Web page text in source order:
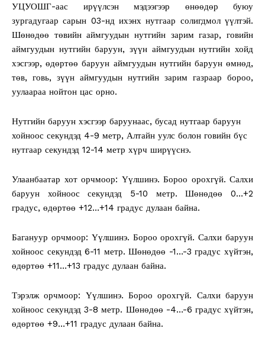
УЦУОШГ-аас ирүүлсэн мэдээгээр өнөөдөр буюу
зургадугаар сарын 03-нд ихэнх нутгаар солигдмол үүлтэй.
Шөнөдөө төвийн аймгуудын нутгийн зарим газар, говийн
аймгуудын нутгийн баруун, зүүн аймгуудын нутгийн хойд
хэсгээр, өдөртөө баруун аймгуудын нутгийн баруун өмнөд,
төв, говь, зүүн аймгуудын нутгийн зарим газраар бороо,
уулаараа нойтон цас орно.
Нутгийн баруун хэсгээр баруунаас, бусад нутгаар баруун
хойноос секундэд 4-9 метр, Алтайн уулс болон говийн бүс
нутгаар секундэд 12-14 метр хүрч ширүүснэ.
Улаанбаатар хот орчмоор: Үүлшинэ. Бороо орохгүй. Салхи
баруун хойноос секундэд 5-10 метр. Шөнөдөө 0…+2
градус, өдөртөө +12…+14 градус дулаан байна.
Багануур орчмоор: Үүлшинэ. Бороо орохгүй. Салхи баруун
хойноос секундэд 6-11 метр. Шөнөдөө -1…-3 градус хүйтэн,
өдөртөө +11…+13 градус дулаан байна.
Тэрэлж орчмоор: Үүлшинэ. Бороо орохгүй. Салхи баруун
хойноос секундэд 3-8 метр. Шөнөдөө -4…-6 градус хүйтэн,
өдөртөө +9…+11 градус дулаан байна.